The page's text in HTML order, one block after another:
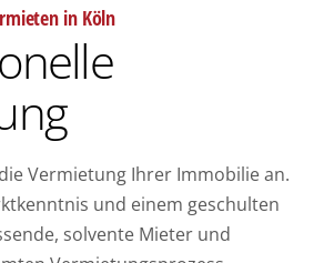
in Köln
Vermietung Ihrer Immobilie an.
und einem geschulten
solvente Mieter und